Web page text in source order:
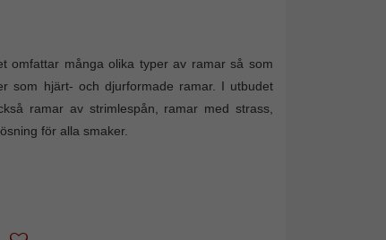
omfattar många olika typer av ramar så som
som hjärt- och djurformade ramar. I utbudet
ramar av strimlespån, ramar med strass,
för alla smaker.